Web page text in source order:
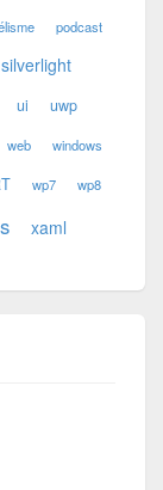
podcast
silverlight
ui uwp
web windows
wp7 wp8
xaml